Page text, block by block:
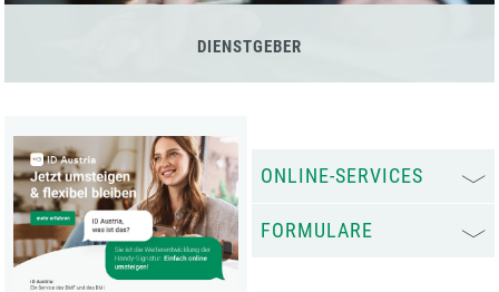
DIENSTGEBER
ONLINE-SERVICES
FORMULARE